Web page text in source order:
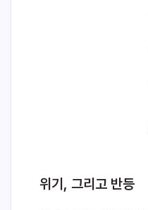
위기, 그리고 반등